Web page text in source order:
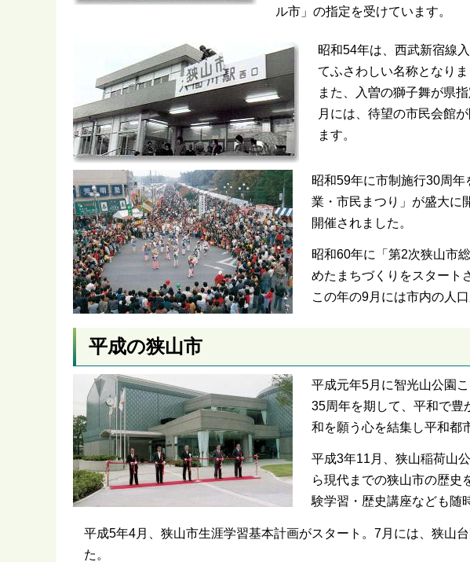
ル市」の指定を受けています。
昭和54年は、西武新宿線
てふさわしい名称となりま
また、入曽の獅子舞が県
月には、待望の市民会館
ます。
昭和59年に市制施行30周
業・市民まつり」が盛大に
開催されました。
昭和60年に「第2次狭山市
めたまちづくりをスタート
この年の9月には市内の人
平成の狭山市
平成元年5月に智光山公園
35周年を期して、平和で豊
和を願う心を結集し平和都
平成3年11月、狭山稲荷山
ら現代までの狭山市の歴史
験学習・歴史講座なども随
平成5年4月、狭山市生涯学習基本計画がスタート。7月には、狭山
た。